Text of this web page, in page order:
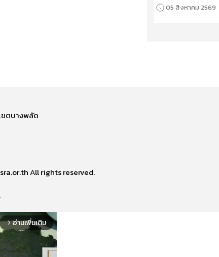
05 สิงหาคม 2569
ขตบางพลัด
All rights reserved.
arrow_forward_ios อ่านเพิ่มเติม